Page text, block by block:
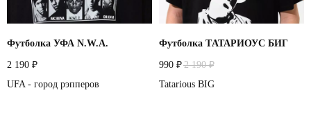
Футболка УФА N.W.A.
2 190 ₽
UFA - город рэпперов
Футболка TАТАРИОУС БИГ
990 ₽ 2 190 ₽
Tatarious BIG